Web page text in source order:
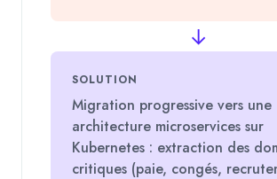
→
SOLUTION
Migration progressive vers une
architecture microservices sur
Kubernetes : extraction des
critiques (paie, congés,